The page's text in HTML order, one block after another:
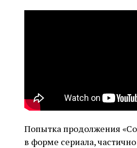
Попытка продолжения
в форме сериала,